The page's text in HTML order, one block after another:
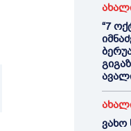
“7
ვახო